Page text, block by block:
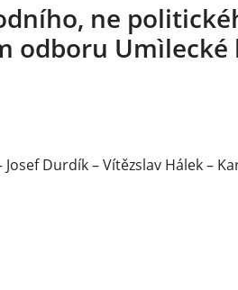
ne
Umìlecké
Durdík – Vítězslav Hálek –